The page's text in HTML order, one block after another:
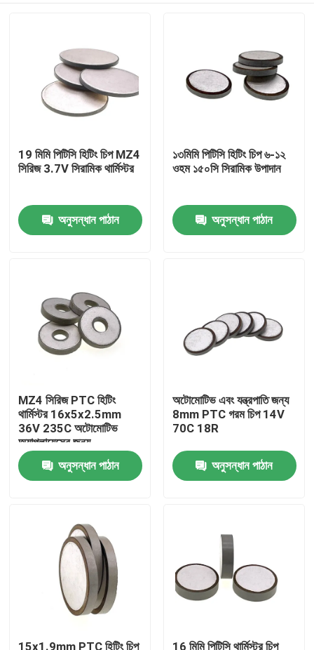
ভিডিও
কারখানা পরিদর্শন
গুণমান নিয়ন্ত্রণ
পিটিসি থার্মিস্টর
19 মিমি পিটিসি হিটিং চিপ MZ4
সিরিজ 3.7V সিরামিক থার্মিস্টর
অনুসন্ধান পাঠান
১৩মিমি পিটিসি হিটিং চিপ ৬-১২
ওহম ১৫০সি সিরামিক উপাদান
অনুসন্ধান পাঠান
MZ4 সিরিজ PTC হিটিং
থার্মিস্টর 16x5x2.5mm
36V 235C অটোমোটিভ
অ্যাপ্লায়েন্সের জন্য
অনুসন্ধান পাঠান
অটোমোটিভ এবং যন্ত্রপাতি জন্য
8mm PTC গরম চিপ 14V
70C 18R
অনুসন্ধান পাঠান
15x1.9mm PTC হিটিং চিপ 16 মিমি পিটিসি থার্মিস্টর চিপ